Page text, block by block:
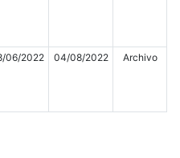
06/2022 04/08/2022 Archivo